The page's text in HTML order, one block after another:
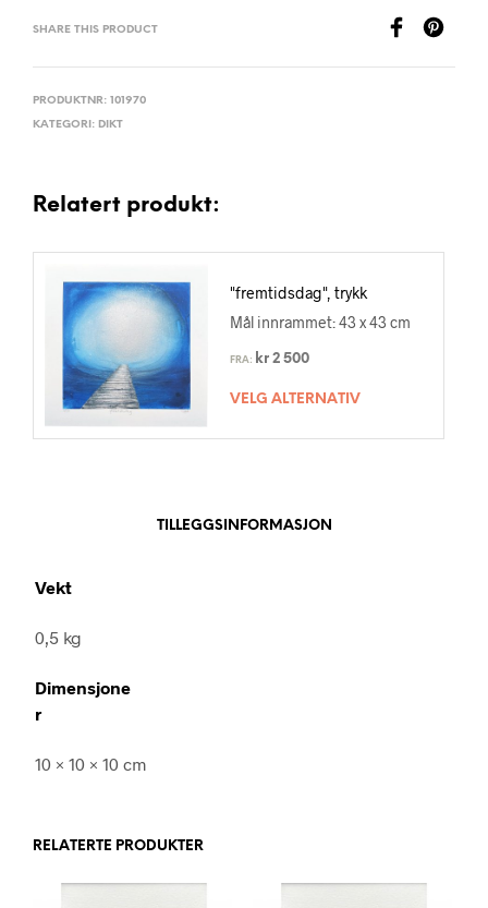
SHARE THIS PRODUCT
PRODUKTNR: 101970
KATEGORI: DIKT
Relatert produkt:
"fremtidsdag", trykk
Mål innrammet: 43 x 43 cm
FRA: kr 2 500
VELG ALTERNATIV
TILLEGGSINFORMASJON
Vekt
0,5 kg
Dimensjone
r
10 × 10 × 10 cm
RELATERTE PRODUKTER